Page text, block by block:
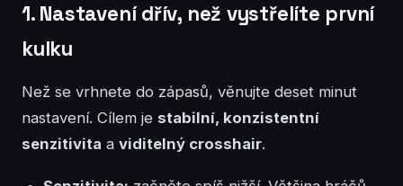
1. Nastavení dřív, než vystřelíte první
kulku
Než se vrhnete do zápasů, věnujte deset minut
nastavení. Cílem je stabilní, konzistentní
senzitivita a viditelný crosshair.